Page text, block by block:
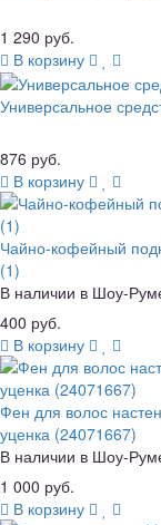
1 290 руб.
В корзину
Универсальное
876 руб.
В корзину
Чайно-кофейный
(1)
В наличии в Шоу-
400 руб.
В корзину
Фен для волос
уценка (24071667)
В наличии в Шоу-
1 000 руб.
В корзину